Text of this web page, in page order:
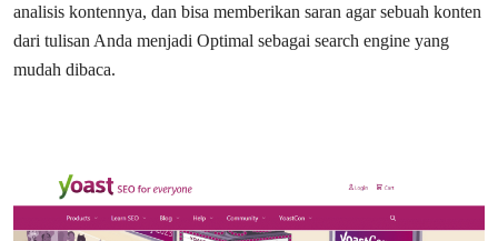
analisis kontennya, dan bisa memberikan saran agar sebuah konten
dari tulisan Anda menjadi Optimal sebagai search engine yang
mudah dibaca.